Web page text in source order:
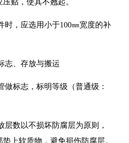
贴，使其不翘起。
，应选用小于100㎜宽度的补
、存放与搬运
标志，标明等级（普通级：
数以不损坏防腐层为原则，
上软质物，避免损伤防腐层。